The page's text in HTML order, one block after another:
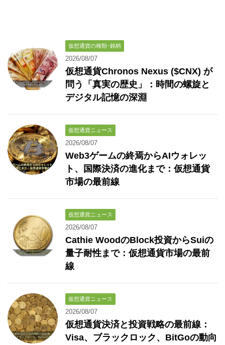
仮想通貨の種類･銘柄
2026/08/07
仮想通貨Chronos Nexus ($CNX) が
問う「真実の歴史」：時間の螺旋と
デジタル記憶の深淵
仮想通貨ニュース
2026/08/07
Web3ゲームの終焉からAIウォレッ
ト、国際決済の進化まで：仮想通貨
市場の最前線
仮想通貨ニュース
2026/08/07
Cathie WoodのBlock投資からSuiの
量子耐性まで：仮想通貨市場の最前
線
仮想通貨ニュース
2026/08/07
仮想通貨決済と投資戦略の最前線：
Visa、ブラックロック、BitGoの動向